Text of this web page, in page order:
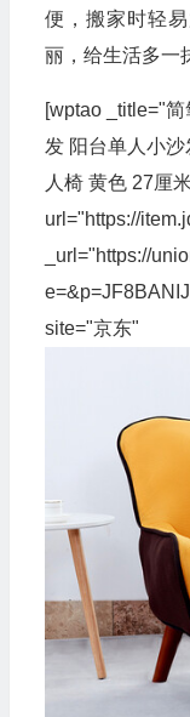
便，搬家时轻
丽，给生活多一
[wptao _title="
发 阳台单人小
人椅 黄色 27厘
url="https://
_url="https://
site="京东"